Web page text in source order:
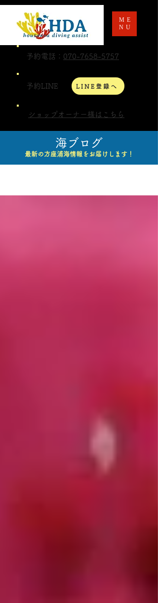
予約電話： 070-7658-5757
予約LINE LINE登録へ
ショップオーナー様はこちら
ME
NU
海ブログ
最新の方座浦海情報をお届けします！